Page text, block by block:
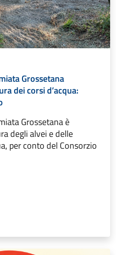
Grossetana
dei corsi d’acqua:
Grossetana è
degli alvei e delle
per conto del Consorzio